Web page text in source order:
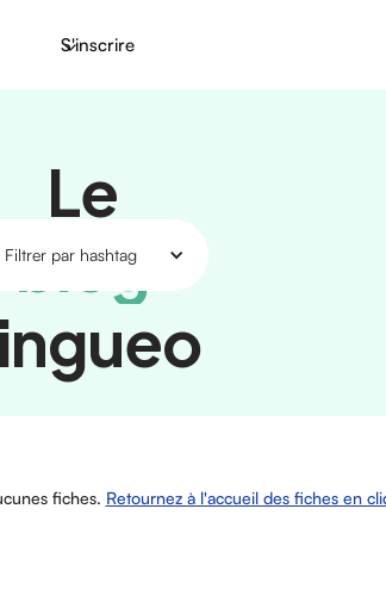
S'inscrire
Le
blog
Filtrer par hashtag
No items found.
fiches. Retournez à l'accueil des fiches en